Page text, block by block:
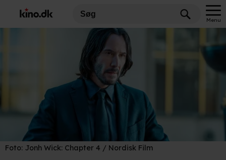
Menu
Foto: Jonh Wick: Chapter 4 / Nordisk Film